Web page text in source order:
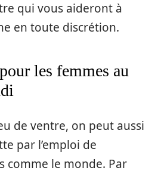
qui vous aideront à
en toute discrétion.
les femmes au
de ventre, on peut aussi
par l’emploi de
comme le monde. Par